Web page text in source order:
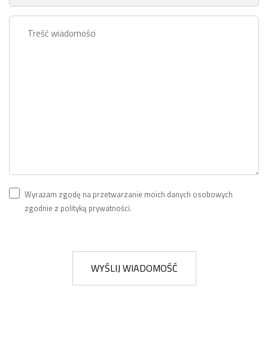
Wyrażam zgodę na przetwarzanie moich danych osobowych
zgodnie z polityką prywatności.
WYŚLIJ WIADOMOŚĆ